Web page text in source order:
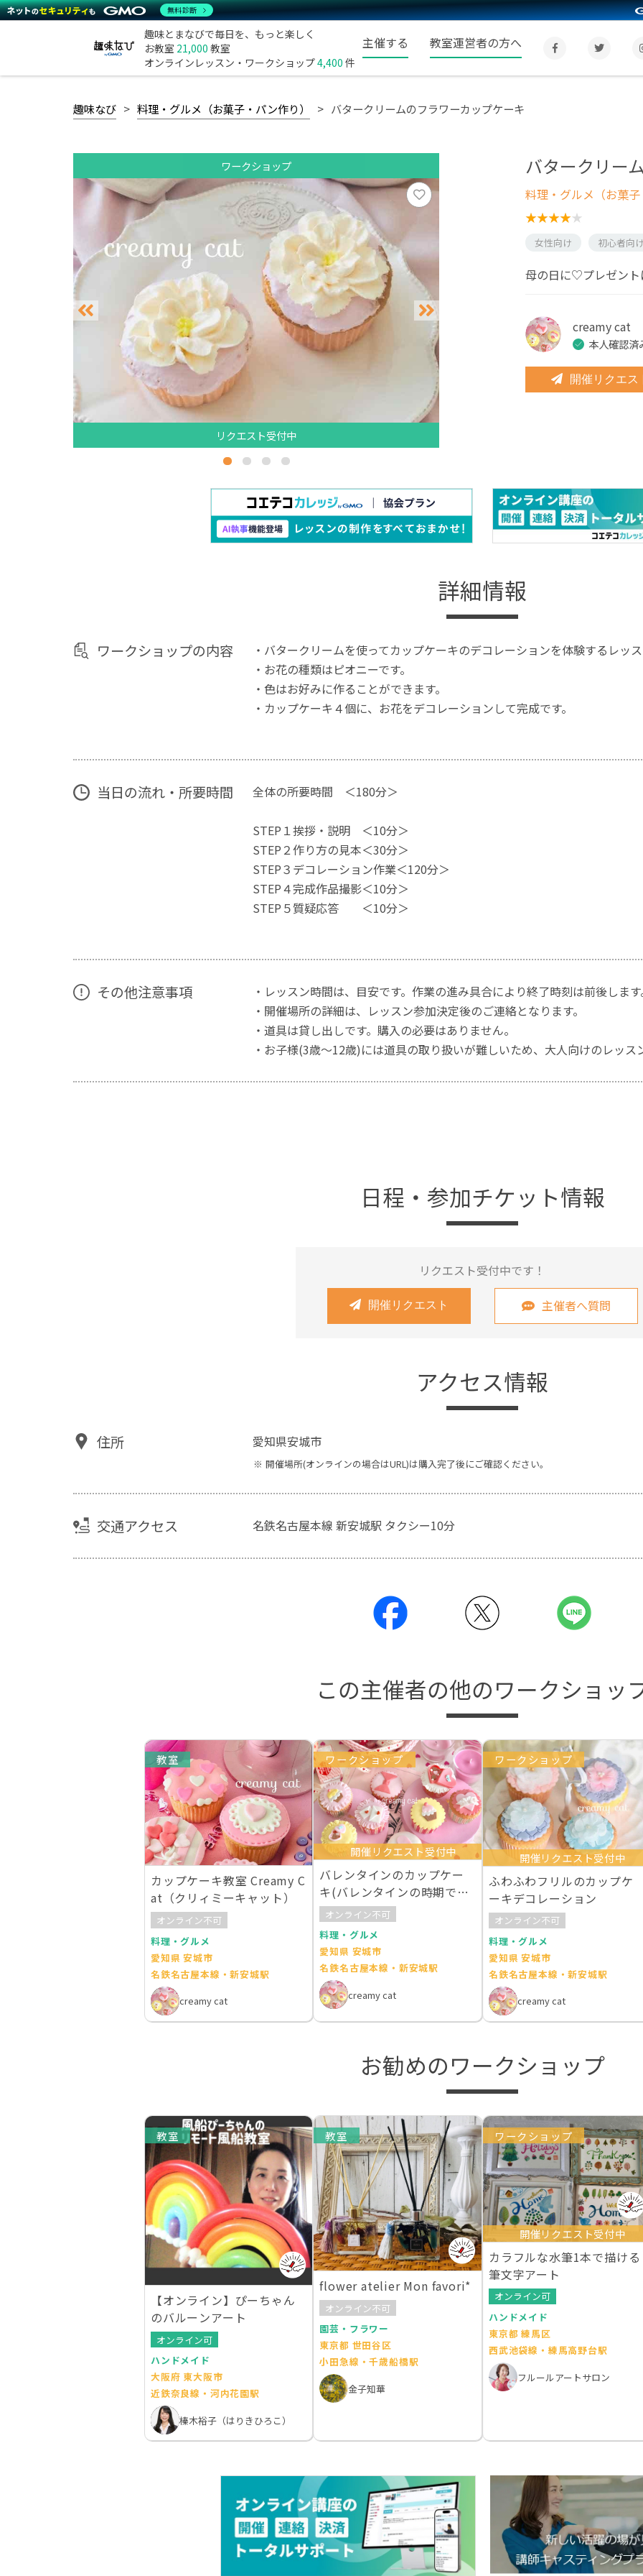
趣味とまなびで毎日を、もっと楽しく
お教室 21,000 教室
オンラインレッスン・ワークショップ4,400 件
主催する 教室運営者の方へ
趣味なび 料理・グルメ（お菓子・パン作り） バタークリームのフラワーカップケーキ
ワークショップ
リクエスト受付中
バタークリー
料理・グルメ（お菓
女性向け 初心者向
母の日に♡プレゼン
creamy cat
本人確認済
開催リクエス
詳細情報
ワークショップの内容
・バタークリームを使ってカップケーキのデコレーションを体験するレッ
・お花の種類はピオニーです。
・色はお好みに作ることができます。
・カップケーキ４個に、お花をデコレーションして完成です。
当日の流れ・所要時間 全体の所要時間 ＜180分＞
STEP１挨拶・説明 ＜10分＞
STEP２作り方の見本＜30分＞
STEP３デコレーション作業＜120分＞
STEP４完成作品撮影＜10分＞
STEP５質疑応答 ＜10分＞
その他注意事項
・レッスン時間は、目安です。作業の進み具合により終了時刻は前後しま
・開催場所の詳細は、レッスン参加決定後のご連絡となります。
・道具は貸し出しです。購入の必要はありません。
・お子様(3歳〜12歳)には道具の取り扱いが難しいため、大人向けのレッス
日程・参加チケット情報
リクエスト受付中です！
開催リクエスト 主催者へ質問
アクセス情報
住所 愛知県安城市
開催場所(オンラインの場合はURL)は購入完了後にご確認ください。
交通アクセス 名鉄名古屋本線 新安城駅 タクシー10分
この主催者の他のワークショッ
教室
カップケーキ教室 Creamy C
at（クリィミーキャット）
オンライン不可
料理・グルメ
愛知県 安城市
名鉄名古屋本線・新安城駅
creamy cat
ワークショップ
開催リクエスト受付中
バレンタインのカップケー
キ(バレンタインの時期でな
くても受講可能)
オンライン不可
料理・グルメ
愛知県 安城市
名鉄名古屋本線・新安城駅
creamy cat
ワークショップ
開催リクエスト受付中
ふわふわフリルのカップケ
ーキデコレーション
オンライン不可
料理・グルメ
愛知県 安城市
名鉄名古屋本線・新安城駅
creamy cat
お勧めのワークショップ
教室
【オンライン】ぴーちゃん
のバルーンアート
オンライン可
ハンドメイド
大阪府 東大阪市
近鉄奈良線・河内花園駅
榛木裕子（はりきひろこ）
教室
flower atelier Mon favori*
オンライン不可
園芸・フラワー
東京都 世田谷区
小田急線・千歳船橋駅
金子知華
ワークショップ
開催リクエスト受付中
カラフルな水筆1本で描ける
筆文字アート
オンライン可
ハンドメイド
東京都 練馬区
西武池袋線・練馬高野台駅
フルールアートサロン
無料診断